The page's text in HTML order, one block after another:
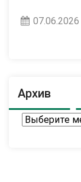
07.06.2026
Архив
Архив